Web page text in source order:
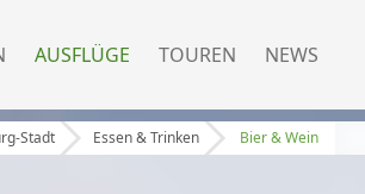
AUSFLÜGE TOUREN NEWS
Stadt Essen & Trinken Bier & Wein